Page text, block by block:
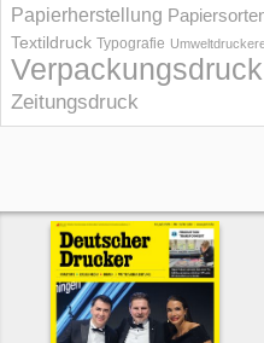
Papierherstellung
Textildruck Typografie
Verpackungsdruck
Zeitungsdruck